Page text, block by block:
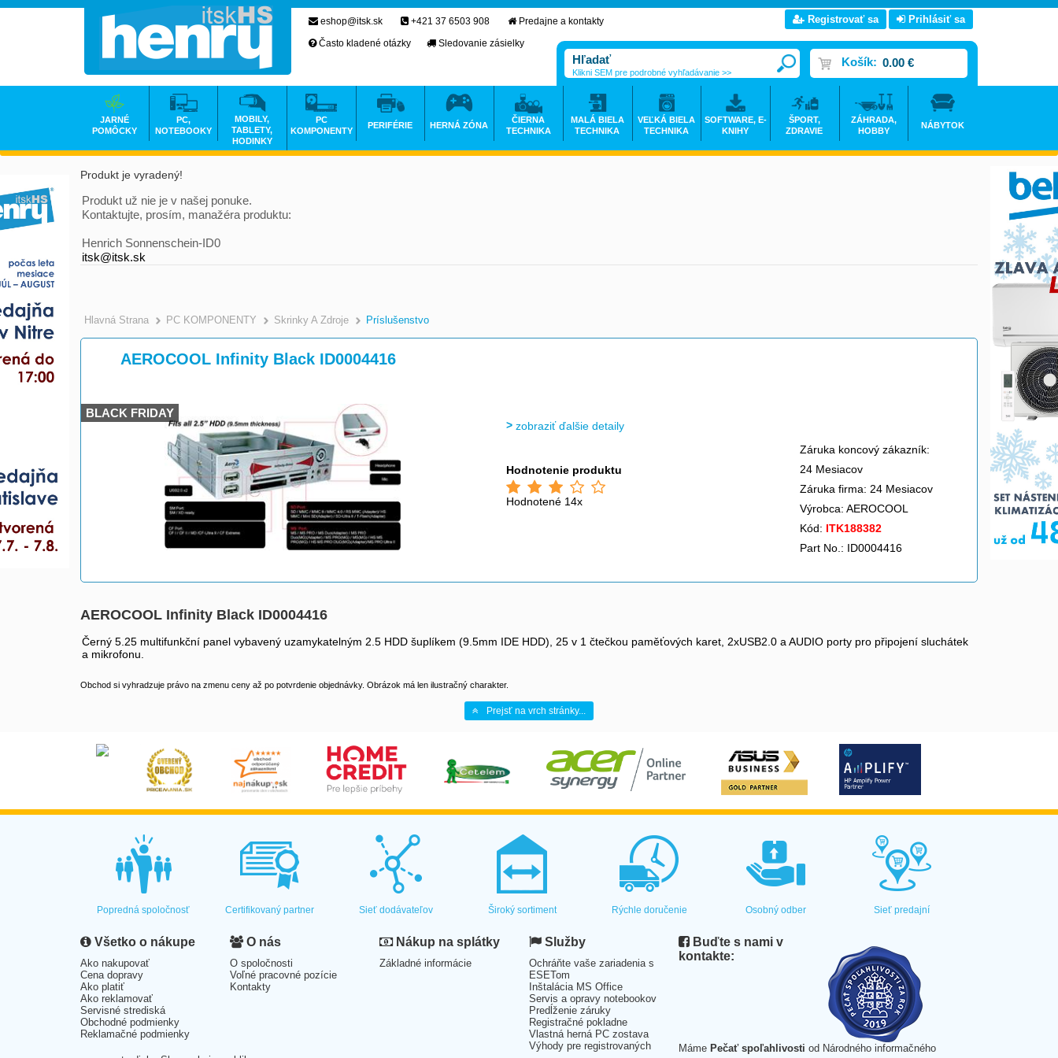
Produkt je vyradený!
Produkt už nie je v našej ponuke.
Kontaktujte, prosím, manažéra produktu:
Henrich Sonnenschein-ID0
itsk@itsk.sk
Hlavná Strana >
PC KOMPONENTY >
Skrinky A Zdroje >
Príslušenstvo
AEROCOOL Infinity Black ID0004416
BLACK FRIDAY
zobraziť ďalšie detaily
Hodnotenie produktu
Hodnotené 14x
Záruka koncový zákazník:
24 Mesiacov
Záruka firma: 24 Mesiacov
Výrobca: AEROCOOL
Kód: ITK188382
Part No.: ID0004416
AEROCOOL Infinity Black ID0004416
Černý 5.25 multifunkční panel vybavený uzamykatelným 2.5 HDD šuplíkem (9.5mm IDE HDD), 25 v 1 čtečkou paměťových karet, 2xUSB2.0 a AUDIO porty pro připojení sluchátek
a mikrofonu.
Obchod si vyhradzuje právo na zmenu ceny až po potvrdenie objednávky. Obrázok má len ilustračný charakter.
Prejsť na vrch stránky...
eshop@itsk.sk +421 37 6503 908
Predajne a kontakty
Často kladené otázky
Sledovanie zásielky
Registrovať sa Prihlásiť sa
Košík: 0.00 €
Klikni SEM pre podrobné vyhľadávanie >>
JARNÉ
POMÔCKY
PC,
NOTEBOOKY
MOBILY,
TABLETY,
HODINKY
PC
KOMPONENTY
PERIFÉRIE HERNÁ ZÓNA
ČIERNA
TECHNIKA
MALÁ BIELA
TECHNIKA
VEĽKÁ BIELA
TECHNIKA
SOFTWARE, E-
KNIHY
ŠPORT,
ZDRAVIE
ZÁHRADA,
HOBBY
NÁBYTOK
Popredná spoločnosť Certifikovaný partner Sieť dodávateľov Široký sortiment Rýchle doručenie Osobný odber Sieť predajní
Všetko o nákupe
Ako nakupovať
Cena dopravy
Ako platiť
Ako reklamovať
Servisné strediská
Obchodné podmienky
Reklamačné podmienky
O nás
O spoločnosti
Voľné pracovné pozície
Kontakty
Nákup na splátky
Základné informácie
Služby
Ochráňte vaše zariadenia s
ESETom
Inštalácia MS Office
Servis a opravy notebookov
Predĺženie záruky
Registračné pokladne
Vlastná herná PC zostava
Výhody pre registrovaných
Buďte s nami v
kontakte:
Máme Pečať spoľahlivosti od Národného informačného